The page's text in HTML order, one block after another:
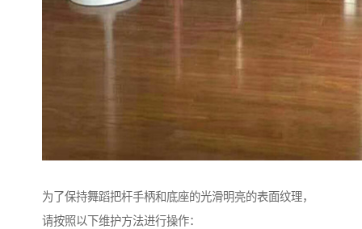
为了保持舞蹈把杆手柄和底座的光滑明亮的表面纹理，
请按照以下维护方法进行操作：